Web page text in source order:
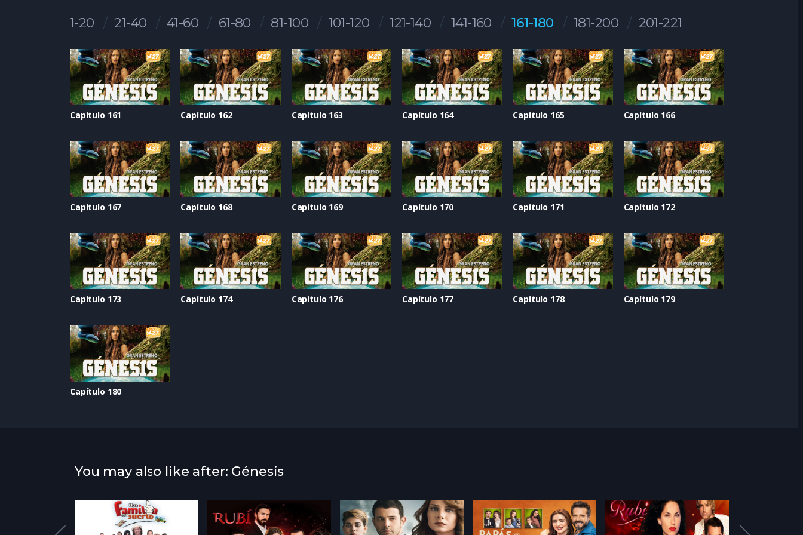
1-20 21-40 41-60 61-80 81-100 101-120 121-140 141-160 161-180 181-200 201-221
Capítulo 161 Capítulo 162 Capítulo 163 Capítulo 164 Capítulo 165 Capítulo 166
Capítulo 167 Capítulo 168 Capítulo 169 Capítulo 170 Capítulo 171 Capítulo 172
Capítulo 173 Capítulo 174 Capítulo 176 Capítulo 177 Capítulo 178 Capítulo 179
Capítulo 180
You may also like after: Génesis